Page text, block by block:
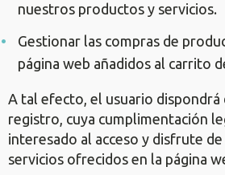
nuestros productos y servicios.
Gestionar las compras de
página web añadidos al carrito
A tal efecto, el usuario
registro, cuya cumplimentación
interesado al acceso y disfrute
servicios ofrecidos en la página